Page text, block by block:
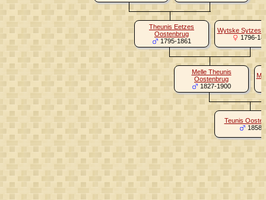
Theunis Eetzes
Oostenbrug
1795-1861
Wytske Sytzes
1796-
Melle Theunis
Oostenbrug
1827-1900
Teunis
1858-